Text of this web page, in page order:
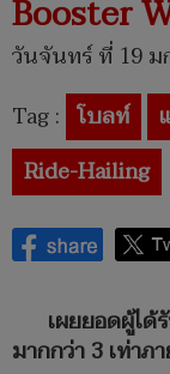
Booster
วันจันทร์ ที่ 19 ม
Tag : โบลท์
Ride-Hailing
เผยยอดผู้ไ
มากกว่า 3 เท่าภ